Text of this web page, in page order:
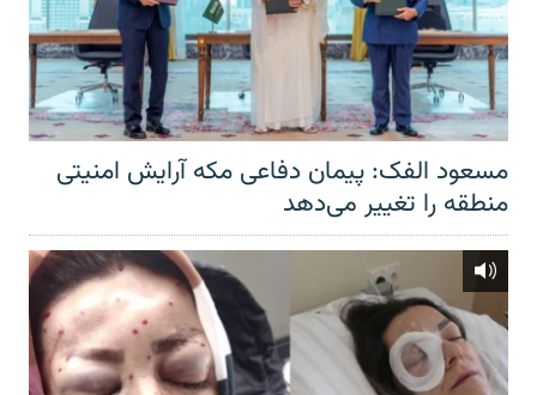
مسعود الفک: پیمان دفاعی مکه آرایش امنیتی
منطقه را تغییر می‌دهد